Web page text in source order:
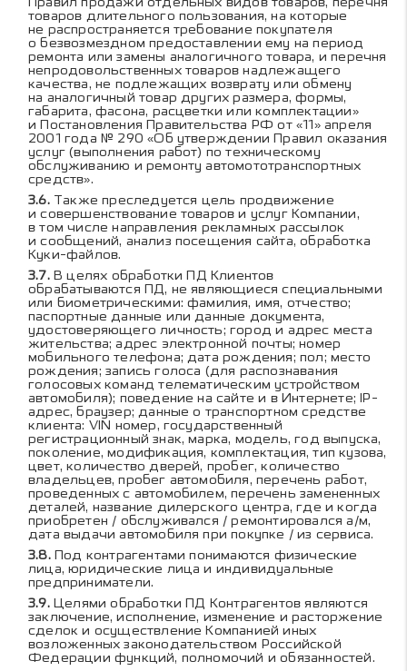
товаров длительного пользования, на которые
не распространяется требование покупателя
о безвозмездном предоставлении ему на период
ремонта или замены аналогичного товара, и перечня
непродовольственных товаров надлежащего
качества, не подлежащих возврату или обмену
на аналогичный товар других размера, формы,
габарита, фасона, расцветки или комплектации»
и Постановления Правительства РФ от «11» апреля
2001 года № 290 «Об утверждении Правил оказания
услуг (выполнения работ) по техническому
обслуживанию и ремонту автомототранспортных
средств».
Также преследуется цель продвижение
и совершенствование товаров и услуг Компании,
в том числе направления рекламных рассылок
и сообщений, анализ посещения сайта, обработка
Куки-файлов.
В целях обработки ПД Клиентов
обрабатываются ПД, не являющиеся специальными
или биометрическими: фамилия, имя, отчество;
паспортные данные или данные документа,
удостоверяющего личность; город и адрес места
жительства; адрес электронной почты; номер
мобильного телефона; дата рождения; пол; место
рождения; запись голоса (для распознавания
голосовых команд телематическим устройством
автомобиля); поведение на сайте и в Интернете; IP-
адрес, браузер; данные о транспортном средстве
клиента: VIN номер, государственный
регистрационный знак, марка, модель, год выпуска,
поколение, модификация, комплектация, тип кузова,
цвет, количество дверей, пробег, количество
владельцев, пробег автомобиля, перечень работ,
проведенных с автомобилем, перечень замененных
деталей, название дилерского центра, где и когда
приобретен / обслуживался / ремонтировался а/м,
дата выдачи автомобиля при покупке / из сервиса.
Под контрагентами понимаются физические
лица, юридические лица и индивидуальные
предприниматели.
Целями обработки ПД Контрагентов являются
заключение, исполнение, изменение и расторжение
сделок и осуществление Компанией иных
возложенных законодательством Российской
Федерации функций, полномочий и обязанностей.